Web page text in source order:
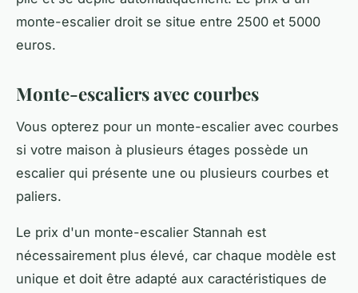
monte-escalier droit se situe entre 2500 et 5000
euros.
Monte-escaliers avec courbes
Vous opterez pour un monte-escalier avec courbes
si votre maison à plusieurs étages possède un
escalier qui présente une ou plusieurs courbes et
paliers.
Le prix d'un monte-escalier Stannah est
nécessairement plus élevé, car chaque modèle est
unique et doit être adapté aux caractéristiques de